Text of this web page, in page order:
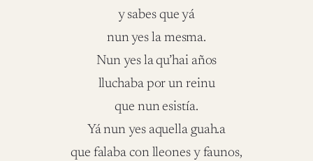
y sabes que yá
nun yes la mesma.
Nun yes la qu’hai años
lluchaba por un reinu
que nun esistía.
Yá nun yes aquella guah.a
que falaba con lleones y faunos,